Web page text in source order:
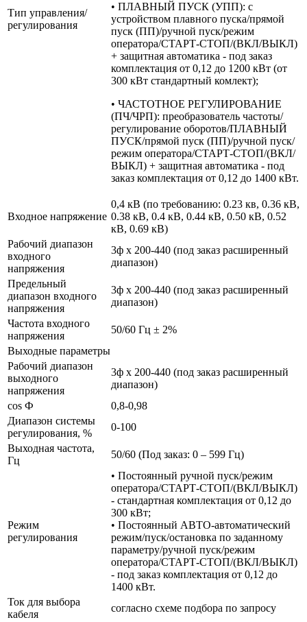
Тип управления/
регулирования
• ПЛАВНЫЙ ПУСК (УПП): с
устройством плавного пуска/прямой
пуск (ПП)/ручной пуск/режим
оператора/СТАРТ-СТОП/(ВКЛ/ВЫКЛ)
+ защитная автоматика - под заказ
комплектация от 0,12 до 1200 кВт (от
300 кВт стандартный комлект);
• ЧАСТОТНОЕ РЕГУЛИРОВАНИЕ
(ПЧ/ЧРП): преобразователь частоты/
регулирование оборотов/ПЛАВНЫЙ
ПУСК/прямой пуск (ПП)/ручной пуск/
режим оператора/СТАРТ-СТОП/(ВКЛ/
ВЫКЛ) + защитная автоматика - под
заказ комплектация от 0,12 до 1400 кВт.
Входное напряжение
0,4 кВ (по требованию: 0.23 кв, 0.36 кВ,
0.38 кВ, 0.4 кВ, 0.44 кВ, 0.50 кВ, 0.52
кВ, 0.69 кВ)
Рабочий диапазон
входного
напряжения
3ф х 200-440 (под заказ расширенный
диапазон)
Предельный
диапазон входного
напряжения
3ф х 200-440 (под заказ расширенный
диапазон)
Частота входного
напряжения
50/60 Гц ± 2%
Выходные параметры
Рабочий диапазон
выходного
напряжения
3ф х 200-440 (под заказ расширенный
диапазон)
cos Ф
0,8-0,98
Диапазон системы
регулирования, %
0-100
Выходная частота,
Гц
50/60 (Под заказ: 0 – 599 Гц)
Режим
регулирования
• Постоянный ручной пуск/режим
оператора/СТАРТ-СТОП/(ВКЛ/ВЫКЛ)
- стандартная комплектация от 0,12 до
300 кВт;
• Постоянный АВТО-автоматический
режим/пуск/остановка по заданному
параметру/ручной пуск/режим
оператора/СТАРТ-СТОП/(ВКЛ/ВЫКЛ)
- под заказ комплектация от 0,12 до
1400 кВт.
Ток для выбора
кабеля
согласно схеме подбора по запросу